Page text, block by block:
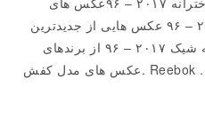
مدل کفش اسپرت دخترانه ۲۰۱۷ – ۹۶ عکس هایی از جدیدترین
انواع مدل کفش اسپرت دخترانه شیک ۲۰۱۷ – ۹۶ از برندهای
Reebok ... The post appeared first on .عکس های مدل کفش